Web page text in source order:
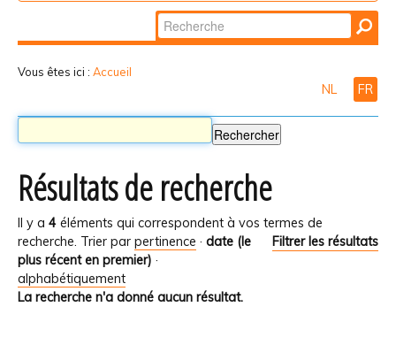
Chercher par
Recherche
Vous êtes ici : Accueil
NL FR
Résultats de recherche
Il y a 4 éléments qui correspondent à vos termes de
recherche.
Filtrer les résultats
Trier par pertinence · date (le
plus récent en premier) ·
alphabétiquement
La recherche n'a donné aucun résultat.